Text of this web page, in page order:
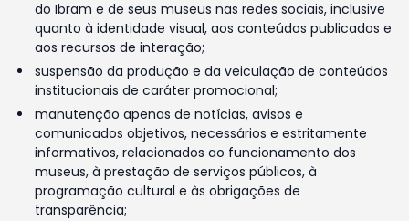
do Ibram e de seus museus nas redes sociais, inclusive
quanto à identidade visual, aos conteúdos publicados e
aos recursos de interação;
suspensão da produção e da veiculação de conteúdos
institucionais de caráter promocional;
manutenção apenas de notícias, avisos e
comunicados objetivos, necessários e estritamente
informativos, relacionados ao funcionamento dos
museus, à prestação de serviços públicos, à
programação cultural e às obrigações de
transparência;